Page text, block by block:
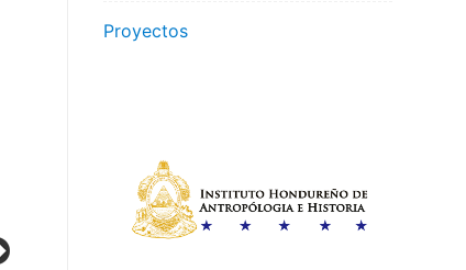
Proyectos